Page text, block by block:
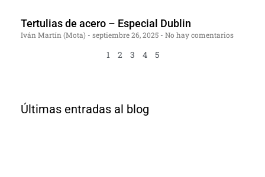
Tertulias de acero – Especial Dublin
Iván Martín (Mota) septiembre 26, 2025 No hay comentarios
1 2 3 4 5
Últimas entradas al blog